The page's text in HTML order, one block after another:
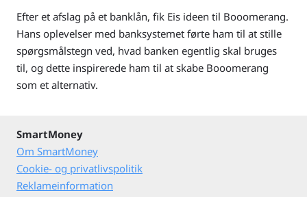
Efter et afslag på et banklån, fik Eis ideen til Booomerang.
Hans oplevelser med banksystemet førte ham til at stille
spørgsmålstegn ved, hvad banken egentlig skal bruges
til, og dette inspirerede ham til at skabe Booomerang
som et alternativ.
SmartMoney
Om SmartMoney
Cookie- og privatlivspolitik
Reklameinformation